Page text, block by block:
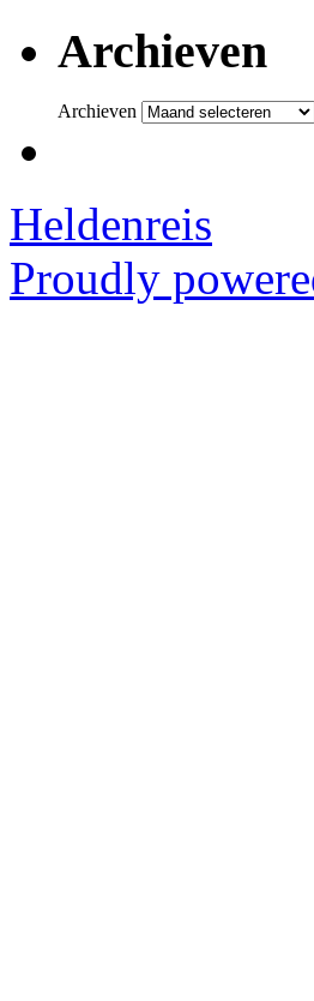
Archieven
Archieven
Heldenreis
Proudly